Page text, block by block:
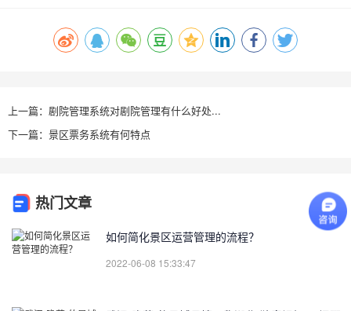
上一篇：剧院管理系统对剧院管理有什么好处...
下一篇：景区票务系统有何特点
热门文章
如何简化景区运营管理的流程？
2022-06-08 15:33:47